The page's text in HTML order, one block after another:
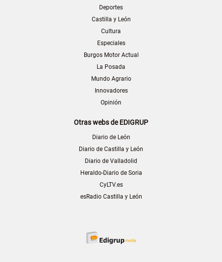
Deportes
Castilla y León
Cultura
Especiales
Burgos Motor Actual
La Posada
Mundo Agrario
Innovadores
Opinión
Otras webs de EDIGRUP
Diario de León
Diario de Castilla y León
Diario de Valladolid
Heraldo-Diario de Soria
CyLTV.es
esRadio Castilla y León